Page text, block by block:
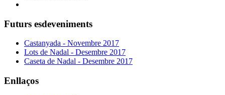
Futurs esdeveniments
Castanyada - Novembre 2017
Lots de Nadal - Desembre 2017
Caseta de Nadal - Desembre 2017
Enllaços